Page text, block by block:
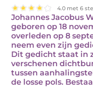
4.0 met 6
Johannes Jacobus
geboren op 18
overleden op 8
neem even zijn
Dit gedicht staat in
verschenen
tussen
de losse pols.